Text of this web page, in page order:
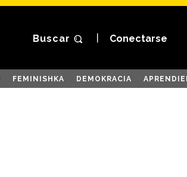
Buscar Conectarse
FEMINISHKA DEMOKRACIA